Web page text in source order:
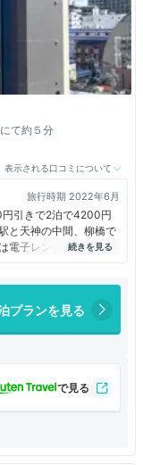
て約５分
表示される口コミについて
旅行時期 2022年6月
引きで2泊で4200円
と天神の中間、柳橋で
電子レンジがあり便利
キーしたらどうしよ
ば静かな部屋希望、電
、保冷袋、説明書き、
部屋は2階、隣のビル
しょうが、私は再訪
プランを見る